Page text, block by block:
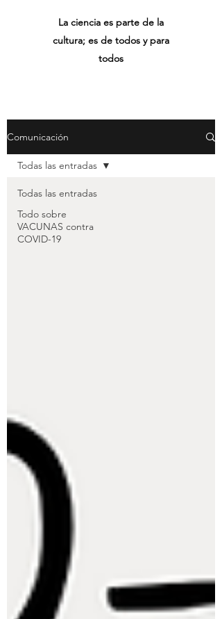
La ciencia es parte de la
cultura; es de todos y para
todos
Comunicación
Todas las entradas
Todo sobre
VACUNAS contra
COVID-19
Todas las entradas